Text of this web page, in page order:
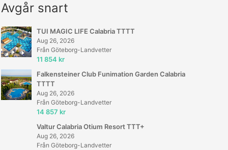
Avgår snart
TUI MAGIC LIFE Calabria TTTT
Aug 26, 2026
Från Göteborg-Landvetter
11 854 kr
Falkensteiner Club Funimation Garden Calabria
TTTT
Aug 26, 2026
Från Göteborg-Landvetter
14 857 kr
Valtur Calabria Otium Resort TTT+
Aug 26, 2026
Från Göteborg-Landvetter